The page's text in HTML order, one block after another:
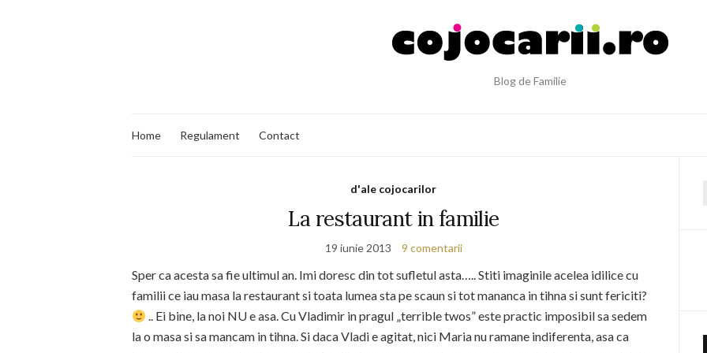
Blog de Familie
Home Regulament Contact
d'ale cojocarilor
La restaurant in familie
19 iunie 2013 9 comentarii
Sper ca acesta sa fie ultimul an. Imi doresc din tot sufletul asta….. Stiti imaginile acelea idilice cu
familii ce iau masa la restaurant si toata lumea sta pe scaun si tot mananca in tihna si sunt fericiti?
.. Ei bine, la noi NU e asa. Cu Vladimir in pragul „terrible twos” este practic imposibil sa sedem
la o masa si sa mancam in tihna. Si daca Vladi e agitat, nici Maria nu ramane indiferenta, asa ca